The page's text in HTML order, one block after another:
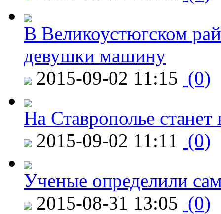
В Великоустюгском
девушки машину
2015-09-02 11:15 (0)
На Ставрополье
2015-09-02 11:11 (0)
Ученые определили
2015-08-31 13:05 (0)